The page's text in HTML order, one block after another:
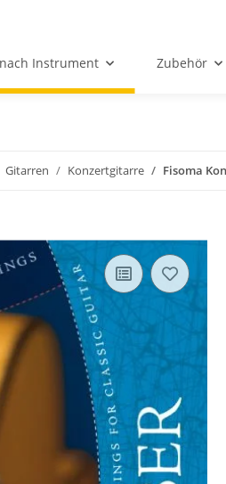
Instrument Zubehör
Gitarren Konzertgitarre Fisoma